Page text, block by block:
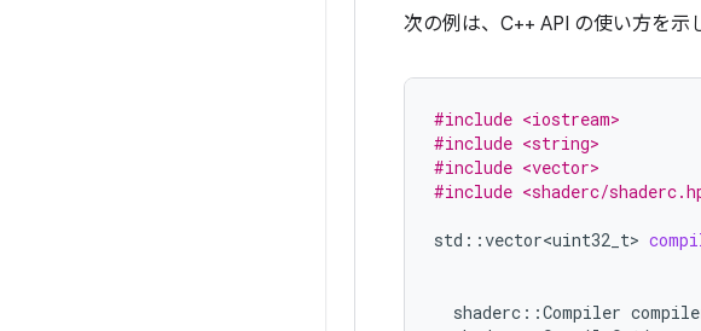
次の例は、C++ API の使い方を示
#include <iostream>
#include <string>
#include <vector>
#include <shaderc/
std ::vector<uint32_t>
shaderc ::Compiler